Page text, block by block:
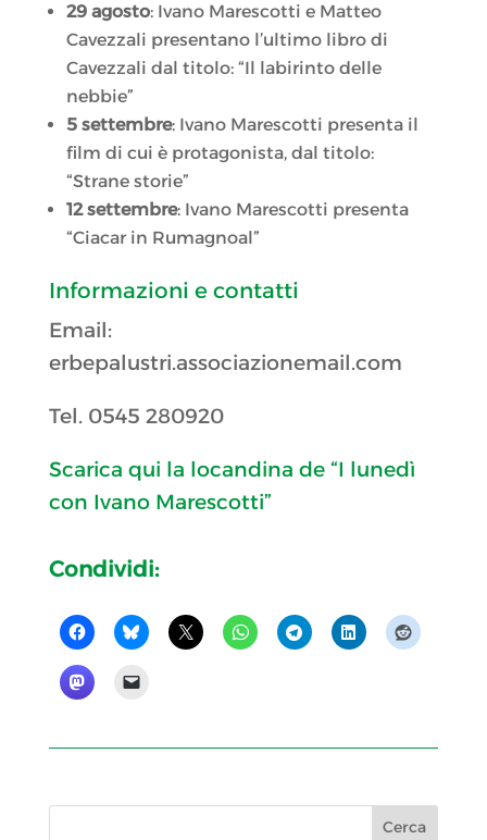
29 agosto: Ivano Marescotti e Matteo
Cavezzali presentano l’ultimo libro di
Cavezzali dal titolo: “Il labirinto delle
nebbie”
5 settembre: Ivano Marescotti presenta il
film di cui è protagonista, dal titolo:
“Strane storie”
12 settembre: Ivano Marescotti presenta
“Ciacar in Rumagnoal”
Informazioni e contatti
Email:
erbepalustri.associazionemail.com
Tel. 0545 280920
Scarica qui la locandina de “I lunedì
con Ivano Marescotti”
Condividi: